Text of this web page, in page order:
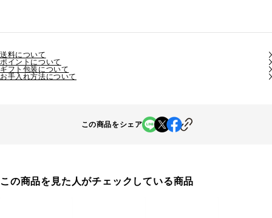
送料について
ポイントについて
ギフト包装について
お手入れ方法について
この商品をシェア
この商品を見た人がチェックしている商品